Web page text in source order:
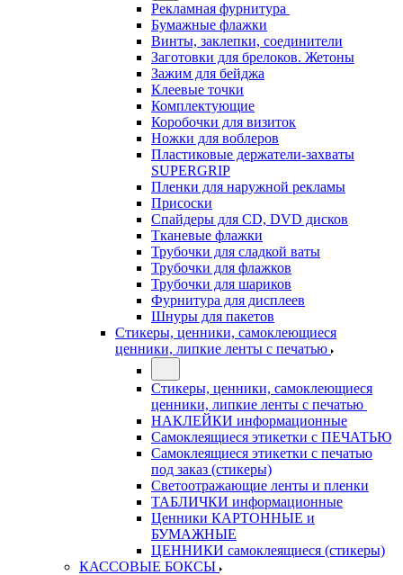
Рекламная фурнитура
Бумажные флажки
Винты, заклепки, соединители
Заготовки для брелоков. Жетоны
Зажим для бейджа
Клеевые точки
Комплектующие
Коробочки для визиток
Ножки для воблеров
Пластиковые держатели-захваты
SUPERGRIP
Пленки для наружной рекламы
Присоски
Спайдеры для CD, DVD дисков
Тканевые флажки
Трубочки для сладкой ваты
Трубочки для флажков
Трубочки для шариков
Фурнитура для дисплеев
Шнуры для пакетов
Стикеры, ценники, самоклеющиеся
ценники, липкие ленты с печатью
Стикеры, ценники, самоклеющиеся
ценники, липкие ленты с печатью
НАКЛЕЙКИ информационные
Самоклеящиеся этикетки с ПЕЧАТЬЮ
Самоклеящиеся этикетки с печатью
под заказ (стикеры)
Светоотражающие ленты и пленки
ТАБЛИЧКИ информационные
Ценники КАРТОННЫЕ и
БУМАЖНЫЕ
ЦЕННИКИ самоклеящиеся (стикеры)
КАССОВЫЕ БОКСЫ